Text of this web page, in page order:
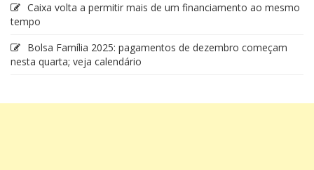
Caixa volta a permitir mais de um financiamento ao mesmo
tempo
Bolsa Família 2025: pagamentos de dezembro começam
nesta quarta; veja calendário